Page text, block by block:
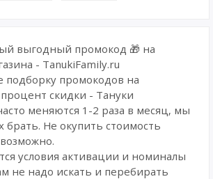
выгодный промокод 🎁 на
- TanukiFamily.ru
подборку промокодов на
скидки - Тануки
меняются 1-2 раза в месяц, мы
брать. Не окупить стоимость
условия активации и номиналы
не надо искать и перебирать